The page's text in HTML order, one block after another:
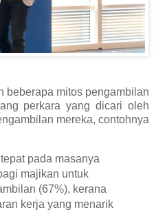
beberapa mitos pengambilan
perkara yang dicari oleh
mereka, contohnya
pada masanya
majikan untuk
(67%), kerana
kerja yang menarik